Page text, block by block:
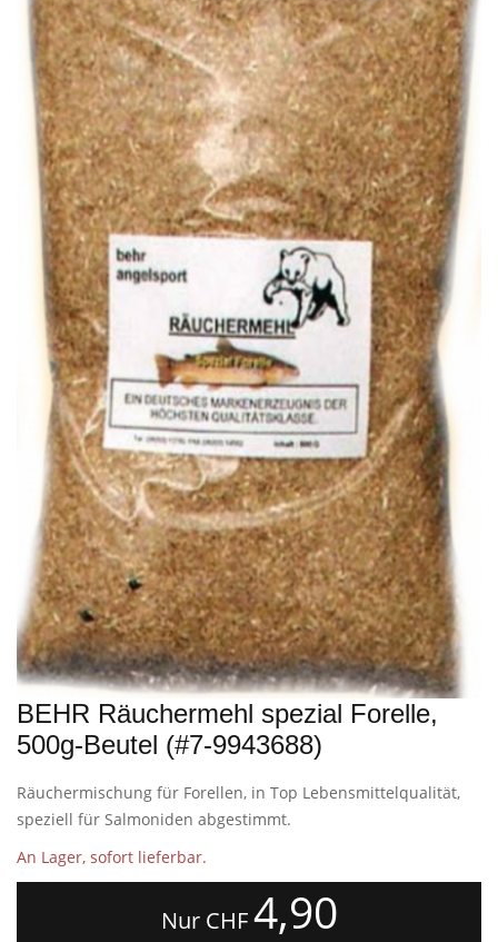
BEHR Räuchermehl spezial Forelle,
500g-Beutel (#7-9943688)
Räuchermischung für Forellen, in Top Lebensmittelqualität,
speziell für Salmoniden abgestimmt.
An Lager, sofort lieferbar.
Nur CHF4,90